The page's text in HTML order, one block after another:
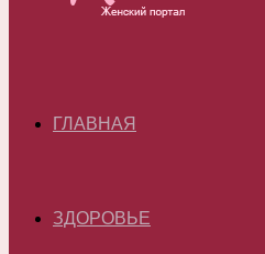
ГЛАВНАЯ
ЗДОРОВЬЕ